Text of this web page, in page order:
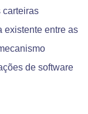
carteiras
existente entre as
de software